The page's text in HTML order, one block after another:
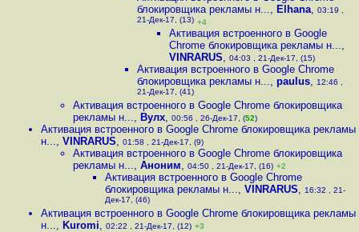
блокировщика рекламы н..., Elhana, 03:19 ,
21-Дек-17, (13) +4
Активация встроенного в Google
Chrome блокировщика рекламы н...,
VINRARUS, 04:03 , 21-Дек-17, (15)
Активация встроенного в Google Chrome
блокировщика рекламы н..., paulus, 12:46 ,
21-Дек-17, (41)
Активация встроенного в Google Chrome блокировщика
рекламы н..., Вулх, 00:56 , 26-Дек-17, (52)
Активация встроенного в Google Chrome блокировщика рекламы
н..., VINRARUS, 01:58 , 21-Дек-17, (9)
Активация встроенного в Google Chrome блокировщика
рекламы н..., Аноним, 04:50 , 21-Дек-17, (16) +2
Активация встроенного в Google Chrome
блокировщика рекламы н..., VINRARUS, 16:32 , 21-
Дек-17, (46)
Активация встроенного в Google Chrome блокировщика рекламы
н..., Kuromi, 02:22 , 21-Дек-17, (12) +3